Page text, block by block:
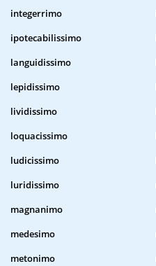
integerrimo
ipotecabilissimo
languidissimo
lepidissimo
lividissimo
loquacissimo
ludicissimo
luridissimo
magnanimo
medesimo
metonimo